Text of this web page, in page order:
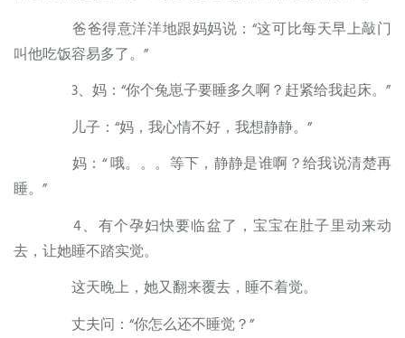
爸爸得意洋洋地跟妈妈说：“这可比每天早上敲门
叫他吃饭容易多了。”
3、妈：“你个兔崽子要睡多久啊？赶紧给我起床。”
儿子：“妈，我心情不好，我想静静。”
妈：“ 哦。。。等下，静静是谁啊？给我说清楚再
睡。”
4、有个孕妇快要临盆了，宝宝在肚子里动来动
去，让她睡不踏实觉。
这天晚上，她又翻来覆去，睡不着觉。
丈夫问：“你怎么还不睡觉？”